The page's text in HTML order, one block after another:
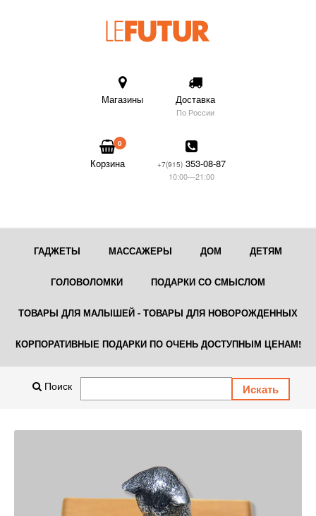
Магазины Доставка
По России
0
Корзина +7(915) 353-08-87
10:00—21:00
ГАДЖЕТЫ МАССАЖЕРЫ ДОМ ДЕТЯМ
ГОЛОВОЛОМКИ ПОДАРКИ СО СМЫСЛОМ
ТОВАРЫ ДЛЯ МАЛЫШЕЙ - ТОВАРЫ ДЛЯ НОВОРОЖДЕННЫХ
КОРПОРАТИВНЫЕ ПОДАРКИ ПО ОЧЕНЬ ДОСТУПНЫМ ЦЕНАМ!
Поиск